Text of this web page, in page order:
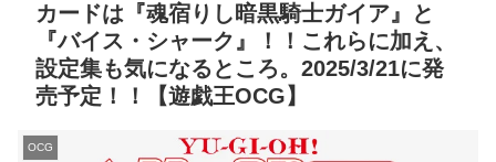
カードは『魂宿りし暗黒騎士ガイア』と
『バイス・シャーク』！！これらに加え、
設定集も気になるところ。2025/3/21に発
売予定！！【遊戯王OCG】
OCG